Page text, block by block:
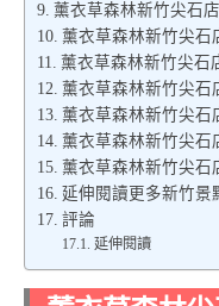
薰衣草森林新竹尖石
薰衣草森林新竹尖石
薰衣草森林新竹尖石
薰衣草森林新竹尖石
薰衣草森林新竹尖石
薰衣草森林新竹尖石
薰衣草森林新竹尖石
延伸閱讀更多新竹景
評論
延伸閱讀